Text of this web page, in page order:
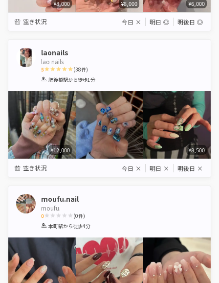
¥8,000 ¥8,000 ¥6,000
空き状況 今日 × 明日 ◎ 明後日 ◎
laonails
lao nails
5
1 2 3 4 5
(38件)
肥後橋駅から徒歩1分
¥12,000 ¥8,500
空き状況 今日 × 明日 × 明後日 ×
moufu.nail
moufu.
0
1 2 3 4 5
(0件)
本町駅から徒歩4分